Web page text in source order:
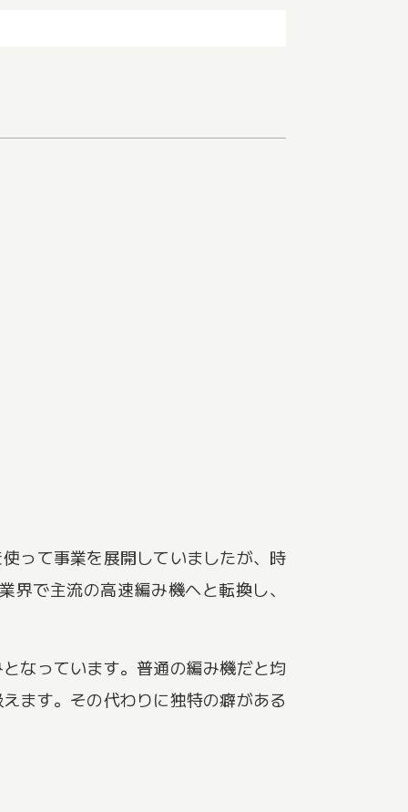
って事業を展開していましたが、時
で主流の高速編み機へと転換し、
なっています。普通の編み機だと均
ます。その代わりに独特の癖がある